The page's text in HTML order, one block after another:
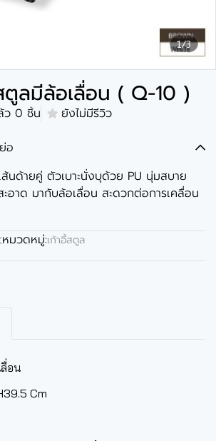
1/3
ตูลมีล้อเลื่อน ( Q-10 )
ว 0 ชิ้น
ยังไม่มีรีวิว
อ
นด้ายคู่ ตัวเบาะนั่งบุด้วย PU นุ่มสบาย
อาด มากับล้อเลื่อน สะดวกต่อการเคลื่อน
หมวดหมู่:เก้าอี้สตูล
อน
Cm